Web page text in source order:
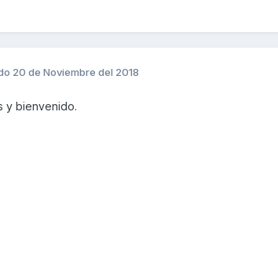
20 de Noviembre del 2018
y bienvenido.